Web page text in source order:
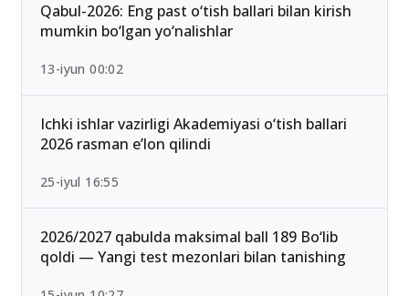
Qabul-2026: Eng past o‘tish ballari bilan kirish
mumkin bo‘lgan yo‘nalishlar
13-iyun 00:02
Ichki ishlar vazirligi Akademiyasi o‘tish ballari
2026 rasman e’lon qilindi
25-iyul 16:55
2026/2027 qabulda maksimal ball 189 Bo‘lib
qoldi — Yangi test mezonlari bilan tanishing